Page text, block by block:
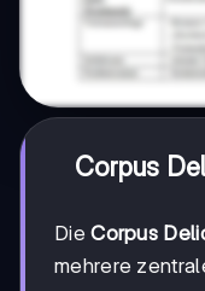
Corpus
DieCorpus
mehrere